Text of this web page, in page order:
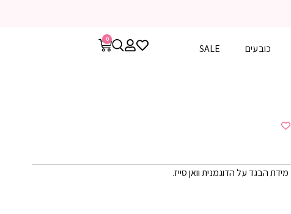
כובעים SALE
0
הבגד על הדוגמנית וואן סייז.